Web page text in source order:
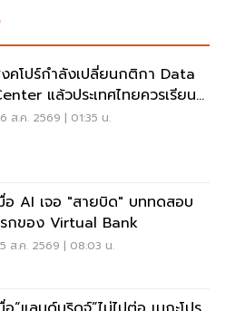
คโปร์กำลังเปลี่ยนกติกา Data
แล้วประเทศไทยควรเรียนรู้
ไร?
ส.ค. 2569 | 01:35 น.
อ AI เจอ "สายบิด" บททดสอบ
กของ Virtual Bank
ส.ค. 2569 | 08:03 น.